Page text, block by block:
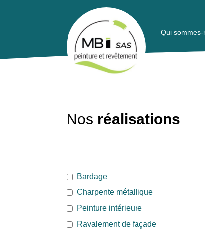
Qui sommes-
Nos réalisations
Bardage
Charpente métallique
Peinture intérieure
Ravalement de façade